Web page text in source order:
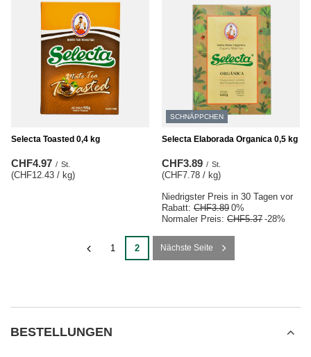
Selecta Toasted 0,4 kg
CHF4.97 / St.
(CHF12.43 / kg)
SCHNÄPPCHEN
Selecta Elaborada Organica 0,5 kg
CHF3.89 / St.
(CHF7.78 / kg)
Niedrigster Preis in 30 Tagen vor
Rabatt: CHF3.89 0%
Normaler Preis: CHF5.37 -28%
1 2 Nächste Seite
BESTELLUNGEN